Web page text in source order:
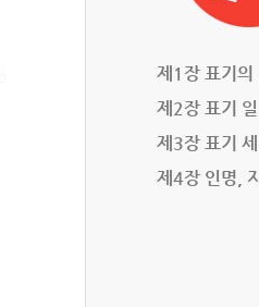
제1장 표기의
제2장 표기
제3장 표기
제4장 인명,